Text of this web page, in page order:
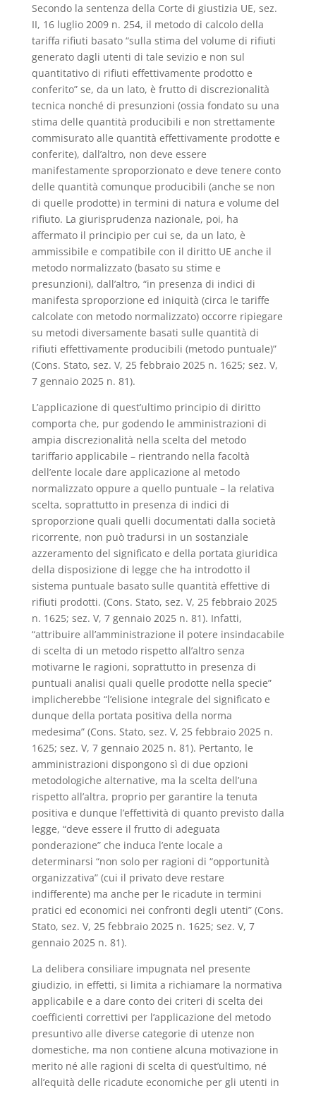
Secondo la sentenza della Corte di giustizia UE, sez.
II, 16 luglio 2009 n. 254, il metodo di calcolo della
tariffa rifiuti basato “sulla stima del volume di rifiuti
generato dagli utenti di tale sevizio e non sul
quantitativo di rifiuti effettivamente prodotto e
conferito” se, da un lato, è frutto di discrezionalità
tecnica nonché di presunzioni (ossia fondato su una
stima delle quantità producibili e non strettamente
commisurato alle quantità effettivamente prodotte e
conferite), dall’altro, non deve essere
manifestamente sproporzionato e deve tenere conto
delle quantità comunque producibili (anche se non
di quelle prodotte) in termini di natura e volume del
rifiuto. La giurisprudenza nazionale, poi, ha
affermato il principio per cui se, da un lato, è
ammissibile e compatibile con il diritto UE anche il
metodo normalizzato (basato su stime e
presunzioni), dall’altro, “in presenza di indici di
manifesta sproporzione ed iniquità (circa le tariffe
calcolate con metodo normalizzato) occorre ripiegare
su metodi diversamente basati sulle quantità di
rifiuti effettivamente producibili (metodo puntuale)”
(Cons. Stato, sez. V, 25 febbraio 2025 n. 1625; sez. V,
7 gennaio 2025 n. 81).
L’applicazione di quest’ultimo principio di diritto
comporta che, pur godendo le amministrazioni di
ampia discrezionalità nella scelta del metodo
tariffario applicabile – rientrando nella facoltà
dell’ente locale dare applicazione al metodo
normalizzato oppure a quello puntuale – la relativa
scelta, soprattutto in presenza di indici di
sproporzione quali quelli documentati dalla società
ricorrente, non può tradursi in un sostanziale
azzeramento del significato e della portata giuridica
della disposizione di legge che ha introdotto il
sistema puntuale basato sulle quantità effettive di
rifiuti prodotti. (Cons. Stato, sez. V, 25 febbraio 2025
n. 1625; sez. V, 7 gennaio 2025 n. 81). Infatti,
“attribuire all’amministrazione il potere insindacabile
di scelta di un metodo rispetto all’altro senza
motivarne le ragioni, soprattutto in presenza di
puntuali analisi quali quelle prodotte nella specie”
implicherebbe “l’elisione integrale del significato e
dunque della portata positiva della norma
medesima” (Cons. Stato, sez. V, 25 febbraio 2025 n.
1625; sez. V, 7 gennaio 2025 n. 81). Pertanto, le
amministrazioni dispongono sì di due opzioni
metodologiche alternative, ma la scelta dell’una
rispetto all’altra, proprio per garantire la tenuta
positiva e dunque l’effettività di quanto previsto dalla
legge, “deve essere il frutto di adeguata
ponderazione” che induca l’ente locale a
determinarsi “non solo per ragioni di “opportunità
organizzativa” (cui il privato deve restare
indifferente) ma anche per le ricadute in termini
pratici ed economici nei confronti degli utenti” (Cons.
Stato, sez. V, 25 febbraio 2025 n. 1625; sez. V, 7
gennaio 2025 n. 81).
La delibera consiliare impugnata nel presente
giudizio, in effetti, si limita a richiamare la normativa
applicabile e a dare conto dei criteri di scelta dei
coefficienti correttivi per l’applicazione del metodo
presuntivo alle diverse categorie di utenze non
domestiche, ma non contiene alcuna motivazione in
merito né alle ragioni di scelta di quest’ultimo, né
all’equità delle ricadute economiche per gli utenti in